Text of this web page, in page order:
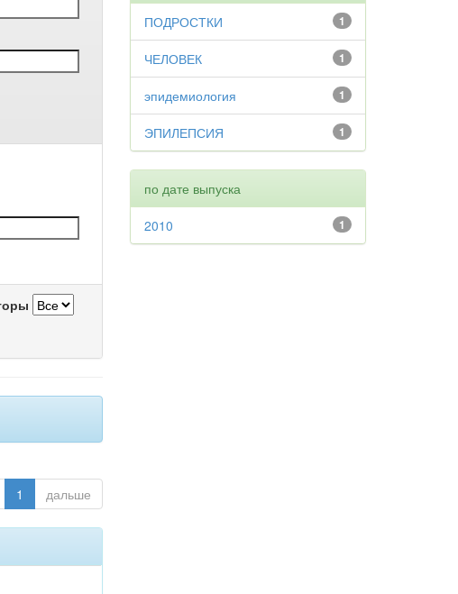
1 дальше
1
ПОДРОСТКИ
1
ЧЕЛОВЕК
1
эпидемиология
1
ЭПИЛЕПСИЯ
по дате выпуска
1
2010